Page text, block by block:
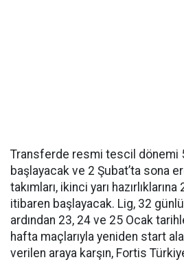
Transferde resmi tescil dönemi
başlayacak ve 2 Şubat’ta sona
takımları, ikinci yarı
itibaren başlayacak. Lig, 32
ardından 23, 24 ve 25 Ocak
hafta maçlarıyla yeniden start
verilen araya karşın, Fortis